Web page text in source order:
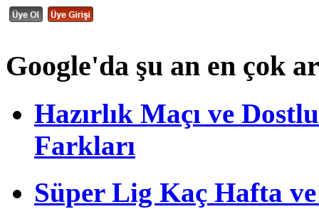
Google'da şu an en çok
Hazırlık Maçı ve
Farkları
Süper Lig Kaç Hafta